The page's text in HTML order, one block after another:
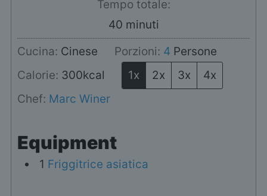
Tempo totale:
40minuti
minuti
Cucina: Cinese Porzioni: 4 Persone
Calorie: 300kcal 1x 2x 3x
4x
Chef: Marc Winer
Equipment
1 Friggitrice asiatica